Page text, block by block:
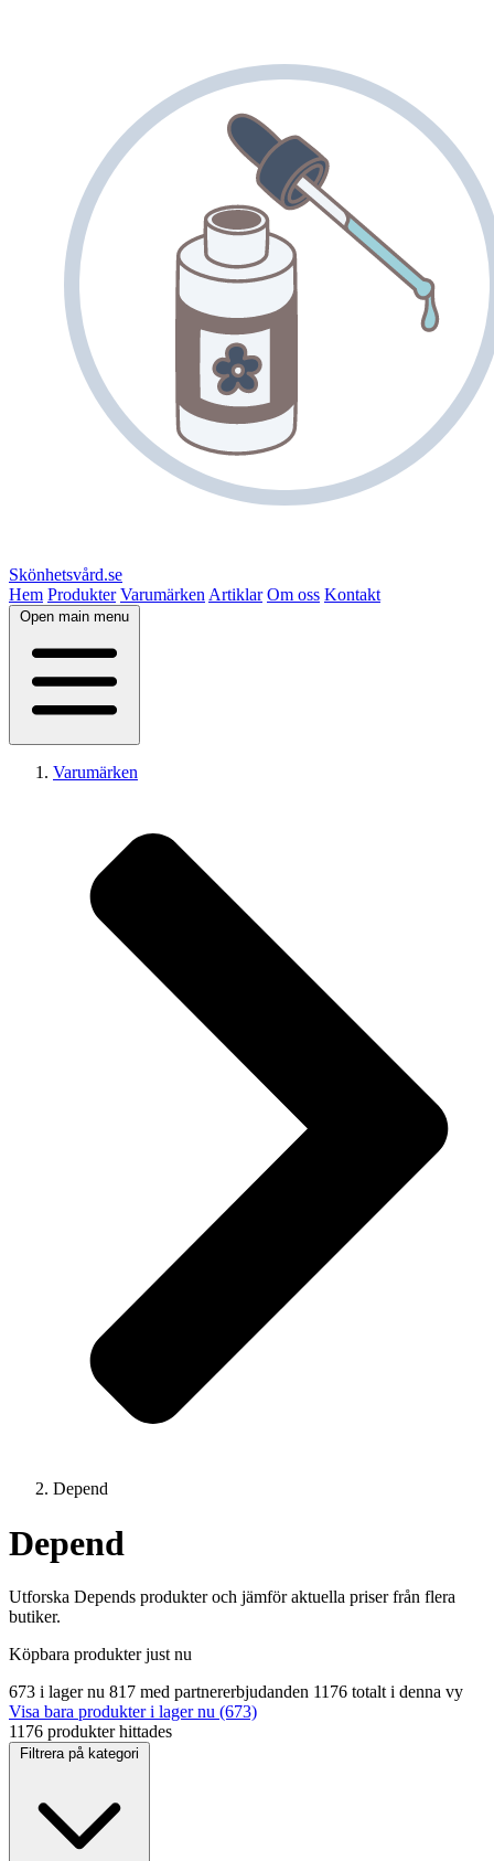
Skönhetsvård.se
Hem Produkter Varumärken Artiklar Om oss Kontakt
Open main menu
Varumärken
Depend
Depend
Utforska Depends produkter och jämför aktuella priser från flera
butiker.
Köpbara produkter just nu
673 i lager nu 817 med partnererbjudanden 1176 totalt i denna vy
Visa bara produkter i lager nu (673)
1176 produkter hittades
Filtrera på kategori